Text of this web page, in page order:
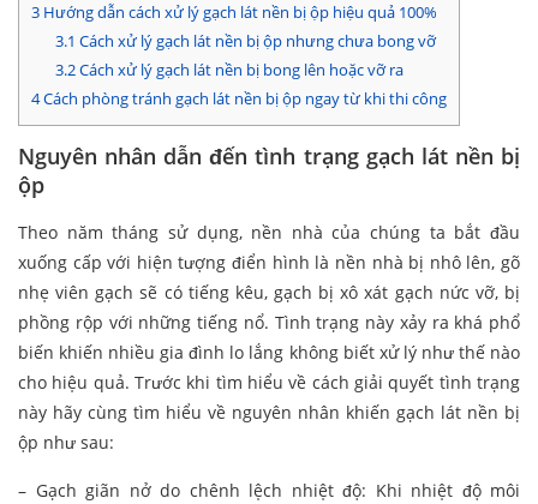
3 Hướng dẫn cách xử lý gạch lát nền bị ộp hiệu quả 100%
3.1 Cách xử lý gạch lát nền bị ộp nhưng chưa bong vỡ
3.2Cách xử lý gạch lát nền bị bong lên hoặc vỡ ra
4Cách phòng tránh gạch lát nền bị ộp ngay từ khi thi công
Nguyên nhân dẫn đến tình trạng gạch lát nền bị
ộp
Theo năm tháng sử dụng, nền nhà của chúng ta bắt đầu
xuống cấp với hiện tượng điển hình là nền nhà bị nhô lên, gõ
nhẹ viên gạch sẽ có tiếng kêu, gạch bị xô xát gạch nức vỡ, bị
phồng rộp với những tiếng nổ. Tình trạng này xảy ra khá phổ
biến khiến nhiều gia đình lo lắng không biết xử lý như thế nào
cho hiệu quả. Trước khi tìm hiểu về cách giải quyết tình trạng
này hãy cùng tìm hiểu về nguyên nhân khiến gạch lát nền bị
ộp như sau:
– Gạch giãn nở do chênh lệch nhiệt độ: Khi nhiệt độ môi